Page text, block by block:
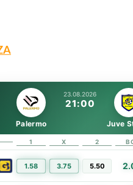
23.08.2026
21:00
Palermo Juve
1 X 2
1.58 3.75 5.50